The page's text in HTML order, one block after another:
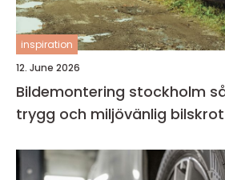
inspiration
12. June 2026
Bildemontering stockholm så fungerar en
trygg och miljövänlig bilskrot